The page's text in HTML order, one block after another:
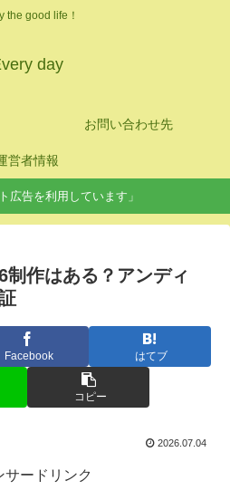
the good life！
day
お問い合わせ先
営者情報
広告を利用しています」
制作はある？アンディ
Facebook はてブ
コピー
2026.07.04
サードリンク